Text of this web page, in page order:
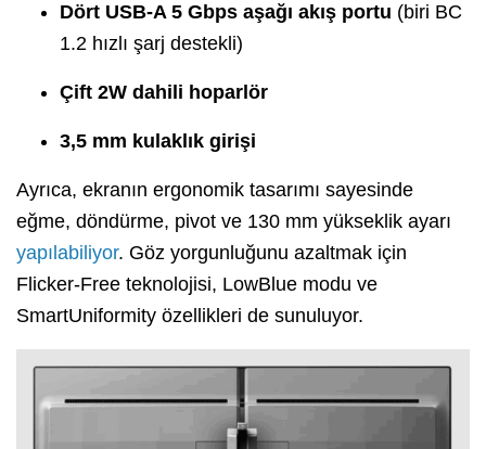
Dört USB-A 5 Gbps aşağı akış portu (biri BC
1.2 hızlı şarj destekli)
Çift 2W dahili hoparlör
3,5 mm kulaklık girişi
Ayrıca, ekranın ergonomik tasarımı sayesinde
eğme, döndürme, pivot ve 130 mm yükseklik ayarı
yapılabiliyor. Göz yorgunluğunu azaltmak için
Flicker-Free teknolojisi, LowBlue modu ve
SmartUniformity özellikleri de sunuluyor.